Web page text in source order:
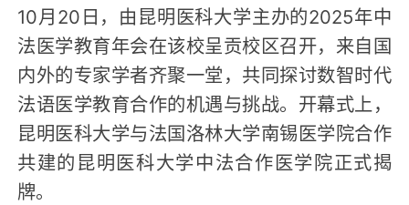
10月20日，由昆明医科大学主办的2025年中
法医学教育年会在该校呈贡校区召开，来自国
内外的专家学者齐聚一堂，共同探讨数智时代
法语医学教育合作的机遇与挑战。开幕式上，
昆明医科大学与法国洛林大学南锡医学院合作
共建的昆明医科大学中法合作医学院正式揭
牌。